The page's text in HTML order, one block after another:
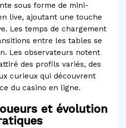
sous forme de mini-
live, ajoutant une touche
Les temps de chargement
entre les tables se
Les observateurs notent
des profils variés, des
curieux qui découvrent
du casino en ligne.
et évolution